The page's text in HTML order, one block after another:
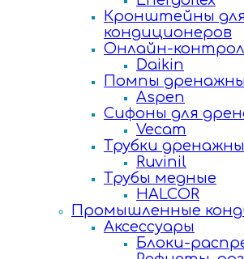
Кронштейны для
кондиционеров
Онлайн-
Daikin
Помпы
Aspen
Сифоны для
Vecam
Трубки
Ruvinil
Трубы медные
HALCOR
Промышленные
Аксессуары
Блоки-